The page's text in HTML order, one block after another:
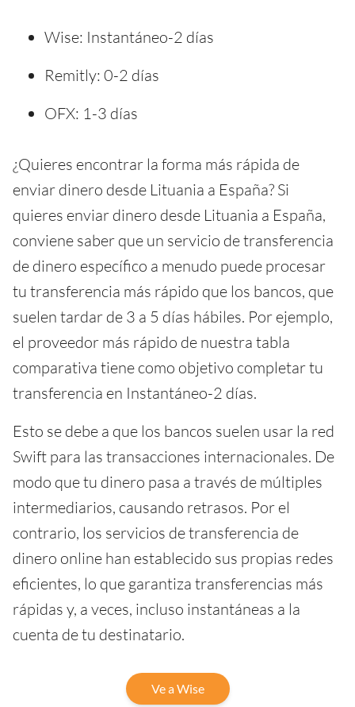
Wise: Instantáneo-2 días
Remitly: 0-2 días
OFX: 1-3 días
¿Quieres encontrar la forma más rápida de
enviar dinero desde Lituania a España? Si
quieres enviar dinero desde Lituania a España,
conviene saber que un servicio de transferencia
de dinero específico a menudo puede procesar
tu transferencia más rápido que los bancos, que
suelen tardar de 3 a 5 días hábiles. Por ejemplo,
el proveedor más rápido de nuestra tabla
comparativa tiene como objetivo completar tu
transferencia en Instantáneo-2 días.
Esto se debe a que los bancos suelen usar la red
Swift para las transacciones internacionales. De
modo que tu dinero pasa a través de múltiples
intermediarios, causando retrasos. Por el
contrario, los servicios de transferencia de
dinero online han establecido sus propias redes
eficientes, lo que garantiza transferencias más
rápidas y, a veces, incluso instantáneas a la
cuenta de tu destinatario.
Ve a Wise